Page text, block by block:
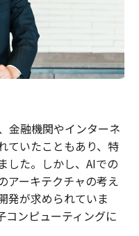
金融機関やインターネ
ていたこともあり、特
した。しかし、AIでの
アーキテクチャの考え
発が求められていま
コンピューティングに